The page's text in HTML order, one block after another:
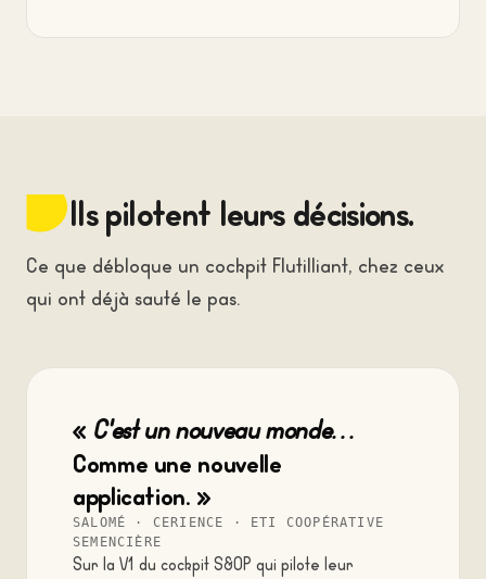
Ils pilotent leurs décisions.
Ce que débloque un cockpit Flutilliant, chez ceux
qui ont déjà sauté le pas.
« C'est un nouveau monde…
Comme une nouvelle
application. »
SALOMÉ · CERIENCE · ETI COOPÉRATIVE
SEMENCIÈRE
Sur la V1 du cockpit S&OP qui pilote leur